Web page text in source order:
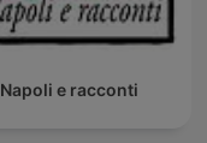
Napoli e racconti